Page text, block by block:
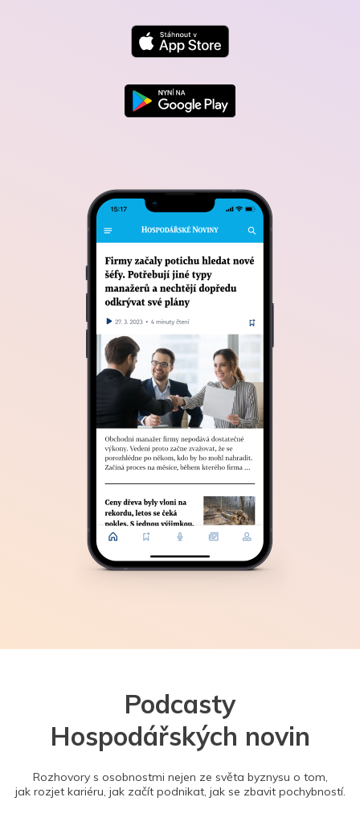
Podcasty
Hospodářských novin
Rozhovory s osobnostmi nejen ze světa byznysu o tom,
jak rozjet kariéru, jak začít podnikat, jak se zbavit pochybností.